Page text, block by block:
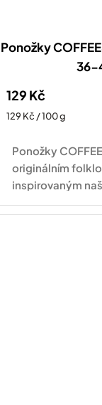
Ponožky
36-
129 Kč
Měrná
129 Kč / 100 g
Ponožky
originálním
inspirovaným
směsí Ta naša
šmrnc každému